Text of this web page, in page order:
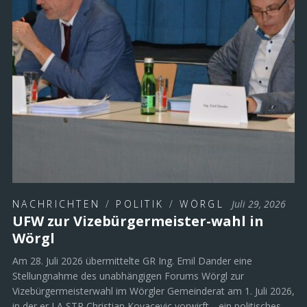
NACHRICHTEN / POLITIK /WÖRGL Juli 29, 2026
UFW zur Vizebürgermeister-wahl in
Wörgl
Am 28. Juli 2026 übermittelte GR Ing. Emil Dander eine
Stellungnahme des unabhängigen Forums Wörgl zur
Vizebürgermeisterwahl im Wörgler Gemeinderat am 1. Juli 2026,